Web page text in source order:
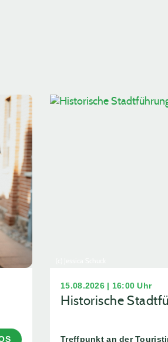
15.08.2026 | 16:00 Uhr
Historische
Treffpunkt an der